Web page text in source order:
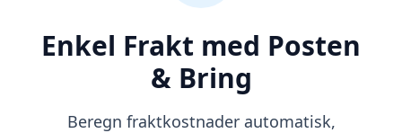
Enkel Frakt med Posten
& Bring
Beregn fraktkostnader automatisk,